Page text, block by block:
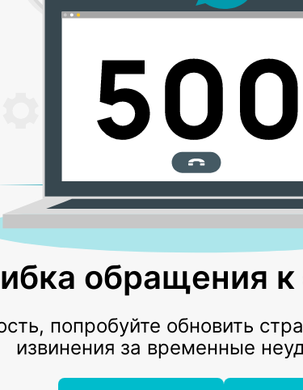
обращения к
попробуйте обновить
извинения за временные